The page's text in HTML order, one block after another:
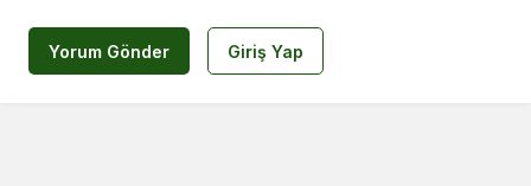
Yorum Gönder Giriş Yap